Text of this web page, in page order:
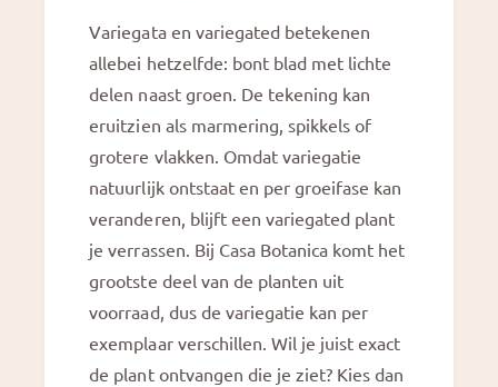
Variegata en variegated betekenen
allebei hetzelfde: bont blad met lichte
delen naast groen. De tekening kan
eruitzien als marmering, spikkels of
grotere vlakken. Omdat variegatie
natuurlijk ontstaat en per groeifase kan
veranderen, blijft een variegated plant
je verrassen. Bij Casa Botanica komt het
grootste deel van de planten uit
voorraad, dus de variegatie kan per
exemplaar verschillen. Wil je juist exact
de plant ontvangen die je ziet? Kies dan